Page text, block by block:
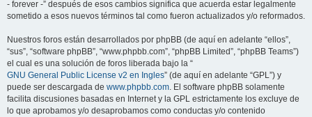
- forever -” después de esos cambios significa que acuerda estar legalmente
sometido a esos nuevos términos tal como fueron actualizados y/o reformados.
Nuestros foros están desarrollados por phpBB (de aquí en adelante “ellos”,
“sus”, “software phpBB”, “www.phpbb.com”, “phpBB Limited”, “phpBB Teams”)
el cual es una solución de foros liberada bajo la “
GNU General Public License v2 en Ingles” (de aquí en adelante “GPL”) y
puede ser descargada de www.phpbb.com. El software phpBB solamente
facilita discusiones basadas en Internet y la GPL estrictamente los excluye de
lo que aprobamos y/o desaprobamos como conductas y/o contenido